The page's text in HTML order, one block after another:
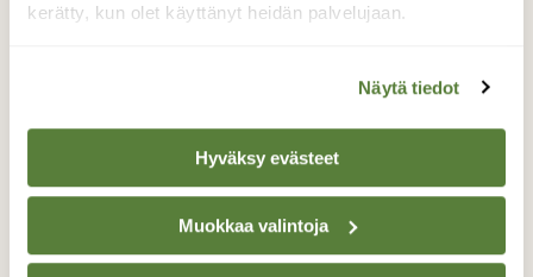
kerätty, kun olet käyttänyt heidän palvelujaan.
Näytä tiedot
Hyväksy evästeet
Muokkaa valintoja
Valokuvaaja: Markku Saarinen, Paimela 12.6
TAKAISIN LISTAAN